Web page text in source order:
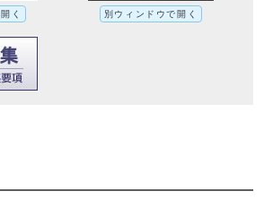
く 別ウィンドウで開く